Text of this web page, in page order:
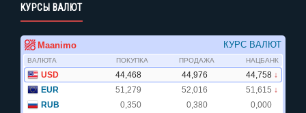
КУРСЫ ВАЛЮТ